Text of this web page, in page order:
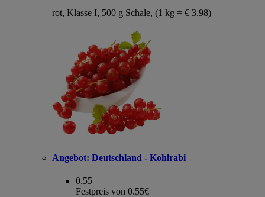
rot, Klasse I, 500 g Schale, (1 kg = € 3.98)
Angebot: Deutschland - Kohlrabi
0.55
Festpreis von 0.55€